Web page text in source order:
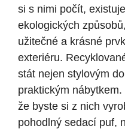
si s nimi počít,
ekologických
užitečné a krásné
exteriéru.
stát nejen stylovým
praktickým
že byste si z nich
pohodlný sedací puf,